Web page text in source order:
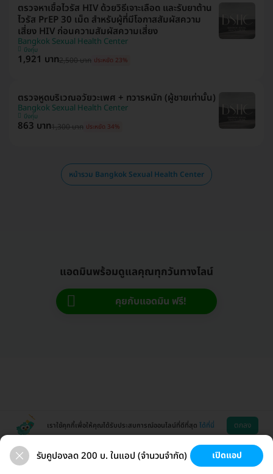
ตรวจหาเชื้อไวรัส HIV ด้วยวิธีเจาะเลือด และรับยาต้าน
ไวรัส PrEP 30 เม็ด สำหรับผู้ที่มีโอกาสสัมผัสความ
เสี่ยง HIV ก่อนความสัมผัสความเสี่ยง
Bangkok Sexual Health Center
บึงกุ่ม
1,921 บาท2,500 บาท ประหยัด 23%
ตรวจหูดบริเวณอวัยวะเพศ + ทวารหนัก (ผู้ชายเท่านั้น)
Bangkok Sexual Health Center
บึงกุ่ม
863 บาท1,300 บาท ประหยัด 34%
หน้ารวม Bangkok Sexual Health Center
แอดมินพร้อมดูแลคุณทุกวันทางไลน์
คุยกับแอดมิน ฟรี!
ตรวจสุขภาพ ช่วยเหลือ โหลดแอพ
เราใช้คุกกี้เพื่อให้คุณได้รับประสบการณ์ออนไลน์ที่ดีที่สุด ได้ที่นี่ ตกลง
รับคูปองลด 200 บ. ในแอป (จำนวนจำกัด) เปิดแอป